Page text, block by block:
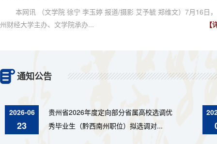
本网讯 （文学院 徐宁 李玉婷 报道/摄影 艾予毓 郑维文）7月16日
州财经大学主办、文学院承办...
通知公告
2026-06
23
贵州省2026年度定向部分省属高校选调优
秀毕业生（黔西南州职位）拟选调对...